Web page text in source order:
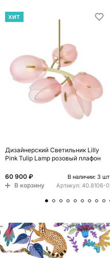
ХИТ
Дизайнерский Светильник Lilly
Pink Tulip Lamp розовый плафон
60 900 ₽ В наличии: 3 шт
В корзину Артикул: 40.8106-0